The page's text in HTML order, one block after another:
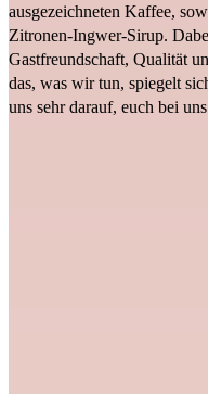
ausgezeichneten Kaffee,
Zitronen-Ingwer-Sirup.
Gastfreundschaft, Qualität
das, was wir tun, spiegelt
uns sehr darauf, euch bei